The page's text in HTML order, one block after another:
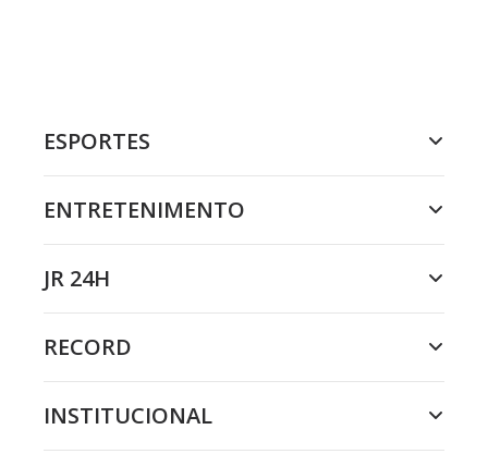
ESPORTES
ENTRETENIMENTO
JR 24H
RECORD
INSTITUCIONAL